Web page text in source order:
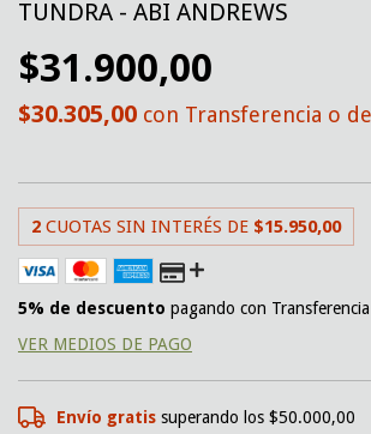
TUNDRA - ABI ANDREWS
$31.900,00
$30.305,00 con Transferencia o
2 CUOTAS SIN INTERÉS DE $15.950,00
5% de descuento pagando con
VER MEDIOS DE PAGO
Envío gratis superando los$50.000,00